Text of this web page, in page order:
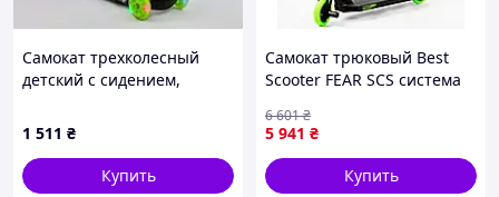
Самокат трехколесный
детский с сидением,
ручкой 5в1 97630 Best
Scooter
1 511 ₴
Купить
Самокат трюковый Best
Scooter FEAR SCS система
дека колёса PU 100 кг Black
and green (112902)
5 941 ₴
6 601₴
Купить